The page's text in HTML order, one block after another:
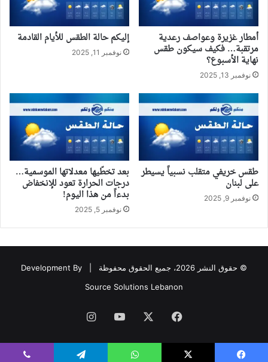
أمطار غزيرة وعواصف رعدية
مرتقبة… فكيف سيكون طقس
نهاية الأسبوع؟
نوفمبر 13, 2025
إليكم حالة الطقس للأيام القادمة
نوفمبر 11, 2025
طقس خريفي متقلب نسبياً يسيطر
على لبنان
نوفمبر 9, 2025
بعد تخطّيها معدلاتها الموسمية…
درجات الحرارة تعود للإنخفاض
بدءاً من هذا اليوم!
نوفمبر 5, 2025
© حقوق النشر 2026، جميع الحقوق محفوظة |
Development By
Source Solutions Lebanon
فيسبوك ‫YouTubeانستقرام